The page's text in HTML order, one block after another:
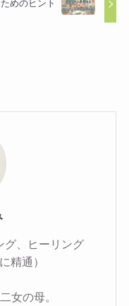
めのヒント
グ、ヒーリング
精通）
女の母。